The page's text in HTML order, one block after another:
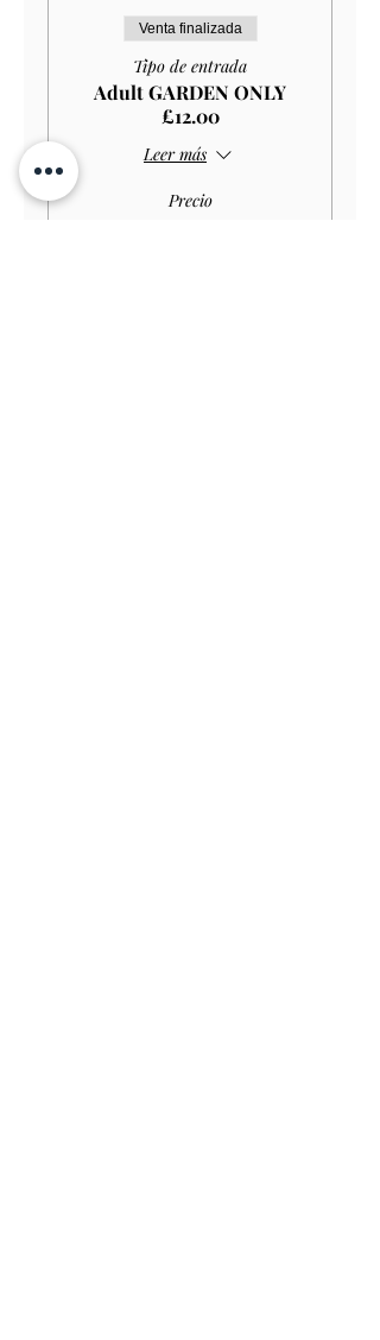
Venta finalizada
Tipo de entrada
Adult GARDEN ONLY
£12.00
Leer más
Precio